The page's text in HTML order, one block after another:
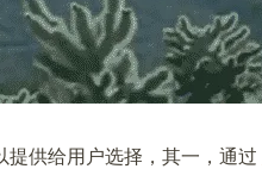
供给用户选择，其一，通过